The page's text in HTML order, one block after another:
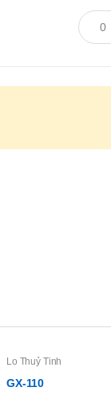
Lo Thuỷ Tinh
GX-110